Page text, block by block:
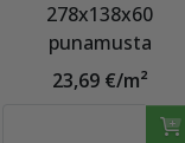
278x138x60
punamusta
23,69 €/m²